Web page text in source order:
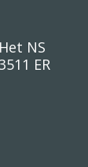
NS
ER